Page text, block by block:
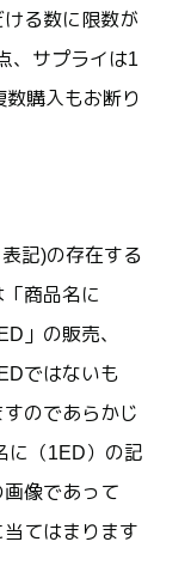
る数に限数が
、サプライは1
購入もお断り
記)の存在する
商品名に
」の販売、
ではないも
のであらかじ
に（1ED）の記
像であって
てはまります